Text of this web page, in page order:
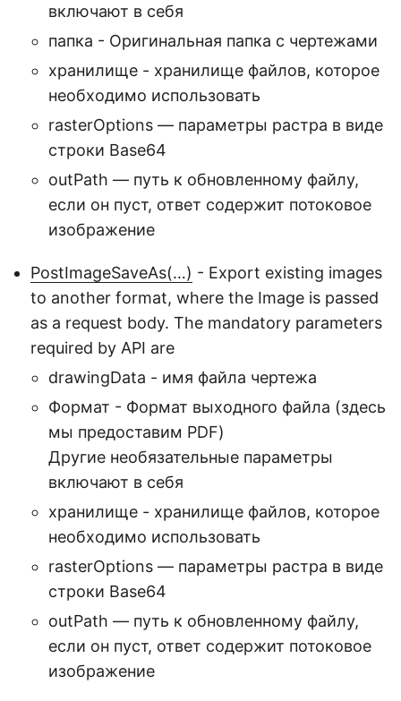
включают в себя
папка - Оригинальная папка с чертежами
хранилище - хранилище файлов, которое
необходимо использовать
rasterOptions — параметры растра в виде
строки Base64
outPath — путь к обновленному файлу,
если он пуст, ответ содержит потоковое
изображение
PostImageSaveAs(…) - Export existing images
to another format, where the Image is passed
as a request body. The mandatory parameters
required by API are
drawingData - имя файла чертежа
Формат - Формат выходного файла (здесь
мы предоставим PDF)
Другие необязательные параметры
включают в себя
хранилище - хранилище файлов, которое
необходимо использовать
rasterOptions — параметры растра в виде
строки Base64
outPath — путь к обновленному файлу,
если он пуст, ответ содержит потоковое
изображение